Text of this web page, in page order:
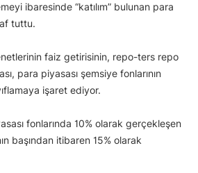
ibaresinde “katılım” bulunan para
tuttu.
faiz getirisinin, repo-ters repo
para piyasası şemsiye fonlarının
işaret ediyor.
fonlarında 10% olarak gerçekleşen
başından itibaren 15% olarak